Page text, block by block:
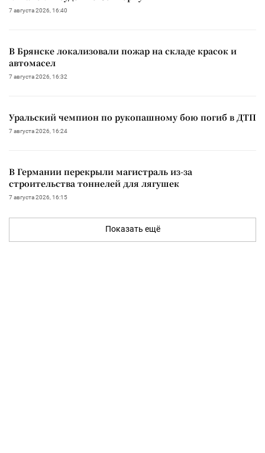
7 августа 2026, 16:40
В Брянске локализовали пожар на складе красок и
автомасел
7 августа 2026, 16:32
Уральский чемпион по рукопашному бою погиб в ДТП
7 августа 2026, 16:24
В Германии перекрыли магистраль из-за
строительства тоннелей для лягушек
7 августа 2026, 16:15
Показать ещё